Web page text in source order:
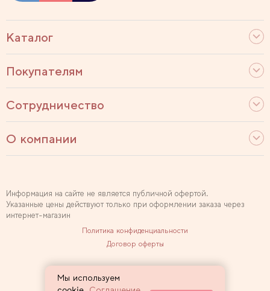
Каталог
Покупателям
Сотрудничество
О компании
Информация на сайте не является публичной офертой.
Указанные цены действуют только при оформлении заказа через
интернет-магазин
Политика конфиденциальности
Договор оферты
Мы используем